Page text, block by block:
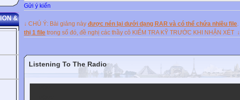
&
Gửi ý kiến
↓ CHÚ Ý: Bài giảng này được nén lại dưới dạng RAR và có thể chứa nhiều file
thị 1 file trong số đó, đề nghị các thầy cô KIỂM TRA KỸ TRƯỚC KHI NHẬN XÉT ↓
Listening To The Radio